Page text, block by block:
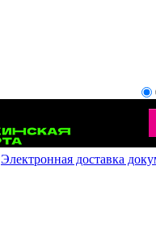
Электронная доставка